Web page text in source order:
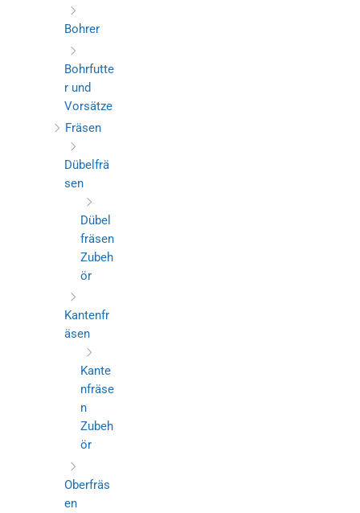
Bohrer
Bohrfutte
r und
Vorsätze
Fräsen
Dübelfrä
sen
Dübel
fräsen
Zubeh
ör
Kantenfr
äsen
Kante
nfräse
n
Zubeh
ör
Oberfräs
en